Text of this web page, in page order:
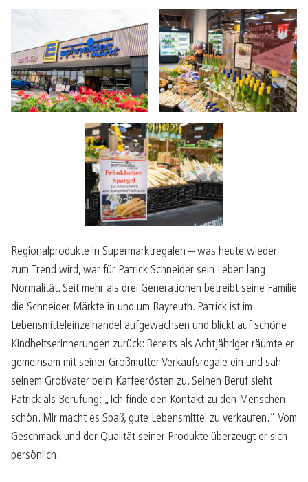
Regionalprodukte in Supermarktregalen – was heute wieder
zum Trend wird, war für Patrick Schneider sein Leben lang
Normalität. Seit mehr als drei Generationen betreibt seine Familie
die Schneider Märkte in und um Bayreuth. Patrick ist im
Lebensmitteleinzelhandel aufgewachsen und blickt auf schöne
Kindheitserinnerungen zurück: Bereits als Achtjähriger räumte er
gemeinsam mit seiner Großmutter Verkaufsregale ein und sah
seinem Großvater beim Kaffeerösten zu. Seinen Beruf sieht
Patrick als Berufung: „Ich finde den Kontakt zu den Menschen
schön. Mir macht es Spaß, gute Lebensmittel zu verkaufen.“ Vom
Geschmack und der Qualität seiner Produkte überzeugt er sich
persönlich.